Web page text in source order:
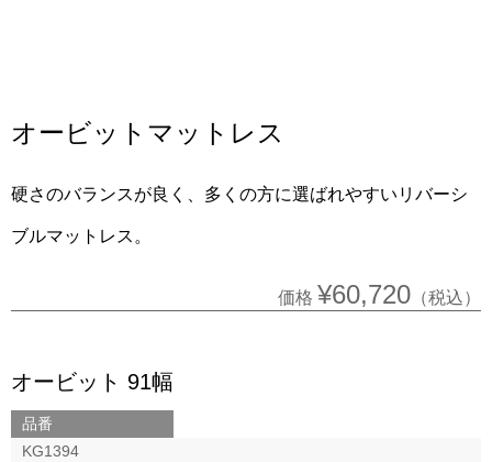
オービットマットレス
硬さのバランスが良く、多くの方に選ばれやすいリバーシ
ブルマットレス。
価格 ¥60,720 （税込）
オービット 91幅
品番
KG1394